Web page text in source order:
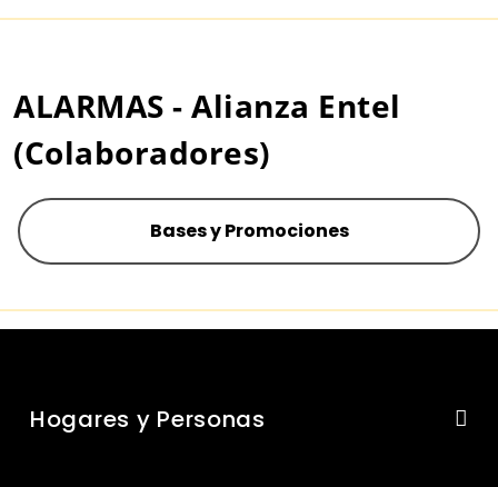
ALARMAS - Alianza Entel
(Colaboradores)
Bases y Promociones
Hogares y Personas